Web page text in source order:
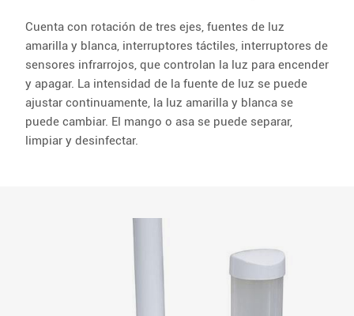
Cuenta con rotación de tres ejes, fuentes de luz
amarilla y blanca, interruptores táctiles, interruptores de
sensores infrarrojos, que controlan la luz para encender
y apagar. La intensidad de la fuente de luz se puede
ajustar continuamente, la luz amarilla y blanca se
puede cambiar. El mango o asa se puede separar,
limpiar y desinfectar.